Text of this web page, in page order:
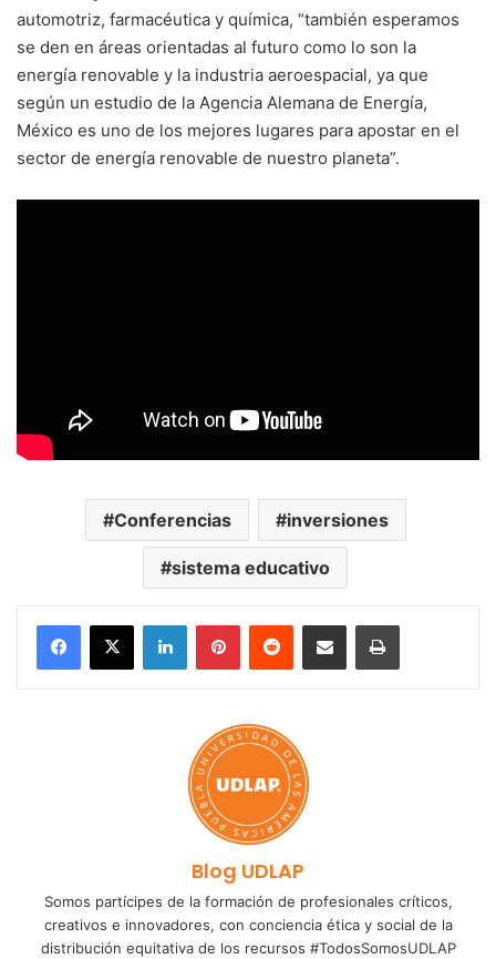
automotriz, farmacéutica y química, “también esperamos
se den en áreas orientadas al futuro como lo son la
energía renovable y la industria aeroespacial, ya que
según un estudio de la Agencia Alemana de Energía,
México es uno de los mejores lugares para apostar en el
sector de energía renovable de nuestro planeta”.
Conferencias inversiones
sistema educativo
LinkedInPinterestReddit Share via Email Print
Blog UDLAP
Somos partícipes de la formación de profesionales críticos,
creativos e innovadores, con conciencia ética y social de la
distribución equitativa de los recursos #TodosSomosUDLAP